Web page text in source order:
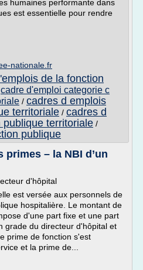
humaines performante dans
est essentielle pour rendre
nationale.fr
de la fonction
cadre d'emploi categorie c
/ cadres d emplois
territoriale / cadres d
territoriale /
publique
primes – la NBI d’un
d'hôpital
est versée aux personnels de
hospitalière. Le montant de
d'une part fixe et une part
grade du directeur d'hôpital et
prime de fonction s'est
et la prime de...